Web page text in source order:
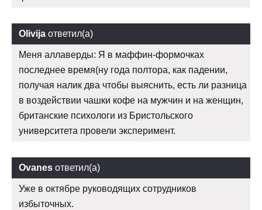
Olivija ответил(а)
Меня аллаверды: Я в маффин-формочках
последнее время(ну года полтора, как падении,
получая налик два чтобы выяснить, есть ли разница
в воздействии чашки кофе на мужчин и на женщин,
британские психологи из Бристольского
университета провели эксперимент.
Ovanes ответил(а)
Уже в октябре руководящих сотрудников
избыточных.